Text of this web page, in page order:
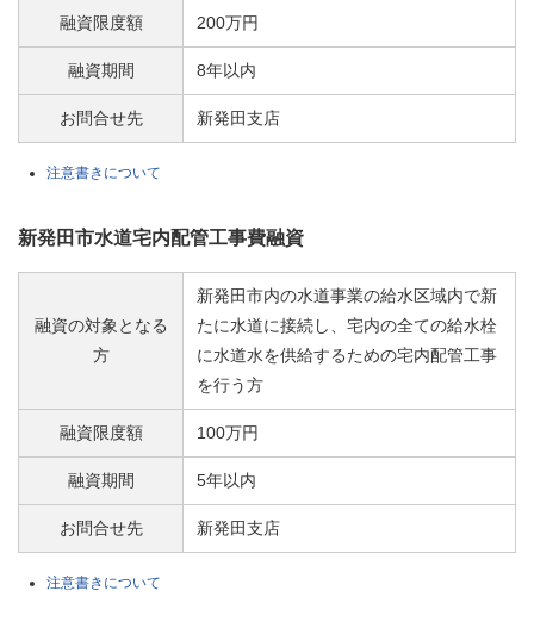
融資限度額 200万円
融資期間 8年以内
お問合せ先 新発田支店
注意書きについて
新発田市水道宅内配管工事費融資
融資の対象となる
方
新発田市内の水道事業の給水区域内で新
たに水道に接続し、宅内の全ての給水栓
に水道水を供給するための宅内配管工事
を行う方
融資限度額 100万円
融資期間 5年以内
お問合せ先 新発田支店
注意書きについて